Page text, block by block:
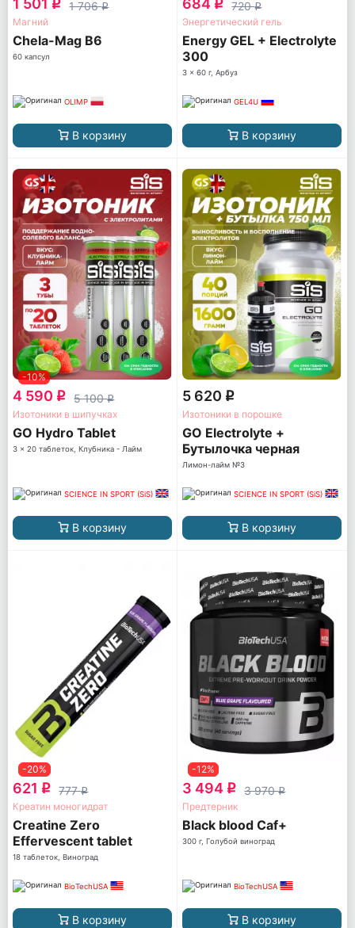
1 501 q 1 706q
Магний
Chela-Mag B6
60 капсул
OLIMP
В корзину
684 q 720q
Энергетический гель
Energy GEL + Electrolyte
300
3 x 60 г, Арбуз
GEL4U
В корзину
-10%
4 590 q 5 100q
Изотоники в шипучках
GO Hydro Tablet
3 x 20 таблеток, Клубника - Лайм
SCIENCE IN SPORT (SiS)
В корзину
5 620 q
Изотоники в порошке
GO Electrolyte +
Бутылочка черная
Лимон-лайм №3
SCIENCE IN SPORT (SiS)
В корзину
-20%
621 q 777q
Креатин моногидрат
Creatine Zero
Effervescent tablet
18 таблеток, Виноград
BioTechUSA
В корзину
-12%
3 494 q 3 970q
Предтерник
Black blood Caf+
300 г, Голубой виноград
BioTechUSA
В корзину